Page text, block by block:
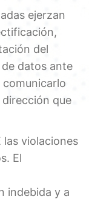
ejerzan
del
datos ante
comunicarlo
que
las violaciones
El
indebida y a